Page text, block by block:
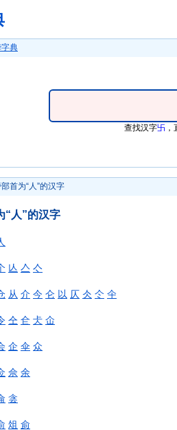
典
查找汉字卐
首为“人”的汉字
“人”的汉字
亾 亼 亽
从 介 今 仑 以 仄 仌 仒 仐
仝 仺 仧 仚
企 伞 众
佘 余
侌
俎 侴